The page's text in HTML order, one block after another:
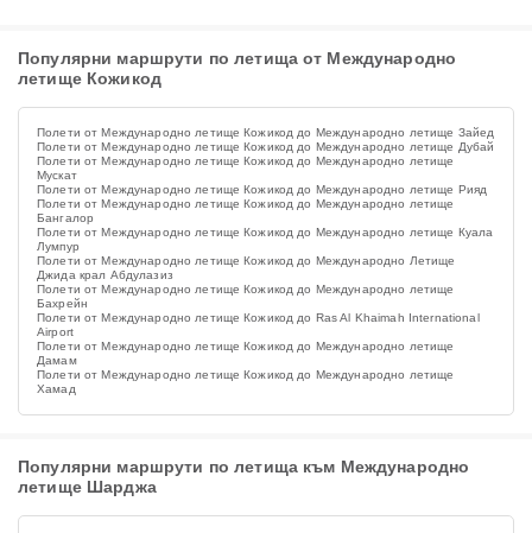
Популярни маршрути по летища от Международно
летище Кожикод
Полети от Международно летище Кожикод до Международно летище Зайед
Полети от Международно летище Кожикод до Международно летище Дубай
Полети от Международно летище Кожикод до Международно летище
Мускат
Полети от Международно летище Кожикод до Международно летище Рияд
Полети от Международно летище Кожикод до Международно летище
Бангалор
Полети от Международно летище Кожикод до Международно летище Куала
Лумпур
Полети от Международно летище Кожикод до Международно Летище
Джида крал Абдулазиз
Полети от Международно летище Кожикод до Международно летище
Бахрейн
Полети от Международно летище Кожикод до Ras Al Khaimah International
Airport
Полети от Международно летище Кожикод до Международно летище
Дамам
Полети от Международно летище Кожикод до Международно летище
Хамад
Популярни маршрути по летища към Международно
летище Шарджа